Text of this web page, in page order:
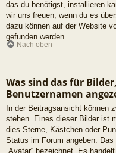
das du benötigst, installieren
wir uns freuen, wenn du es
dazu können auf der Website
gefunden werden.
Nach oben
Was sind das für
Benutzernamen
In der Beitragsansicht können
stehen. Eines dieser Bilder ist
dies Sterne, Kästchen oder
Status im Forum angeben.
„Avatar“ bezeichnet. Es